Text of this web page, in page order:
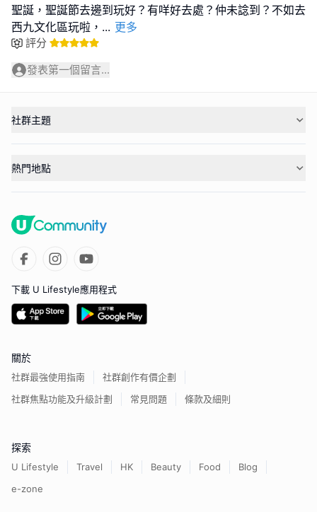
聖誕，聖誕節去邊到玩好？有咩好去處？仲未諗到？不如去
西九文化區玩啦， ... 更多
評分
發表第一個留言...
社群主題
熱門地點
下載 U Lifestyle應用程式
關於
社群最強使用指南
社群創作有價企劃
社群焦點功能及升級計劃
常見問題 條款及細則
探索
U Lifestyle Travel HK Beauty Food
Blog
e-zone